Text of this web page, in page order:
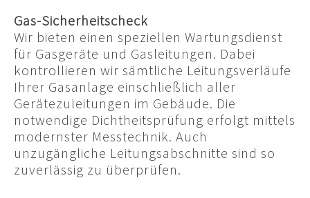
Gas-Sicherheitscheck
Wir bieten einen speziellen Wartungsdienst
für Gasgeräte und Gasleitungen. Dabei
kontrollieren wir sämtliche Leitungsverläufe
Ihrer Gasanlage einschließlich aller
Gerätezuleitungen im Gebäude. Die
notwendige Dichtheitsprüfung erfolgt mittels
modernster Messtechnik. Auch
unzugängliche Leitungsabschnitte sind so
zuverlässig zu überprüfen.